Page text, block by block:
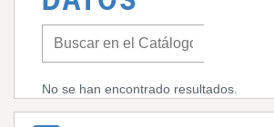
No se han encontrado resultados.